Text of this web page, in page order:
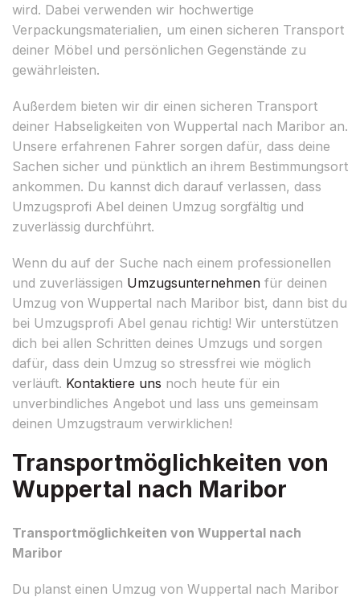
wird. Dabei verwenden wir hochwertige
Verpackungsmaterialien, um einen sicheren Transport
deiner Möbel und persönlichen Gegenstände zu
gewährleisten.
Außerdem bieten wir dir einen sicheren Transport
deiner Habseligkeiten von Wuppertal nach Maribor an.
Unsere erfahrenen Fahrer sorgen dafür, dass deine
Sachen sicher und pünktlich an ihrem Bestimmungsort
ankommen. Du kannst dich darauf verlassen, dass
Umzugsprofi Abel deinen Umzug sorgfältig und
zuverlässig durchführt.
Wenn du auf der Suche nach einem professionellen
und zuverlässigen Umzugsunternehmen für deinen
Umzug von Wuppertal nach Maribor bist, dann bist du
bei Umzugsprofi Abel genau richtig! Wir unterstützen
dich bei allen Schritten deines Umzugs und sorgen
dafür, dass dein Umzug so stressfrei wie möglich
verläuft. Kontaktiere uns noch heute für ein
unverbindliches Angebot und lass uns gemeinsam
deinen Umzugstraum verwirklichen!
Transportmöglichkeiten von
Wuppertal nach Maribor
Transportmöglichkeiten von Wuppertal nach
Maribor
Du planst einen Umzug von Wuppertal nach Maribor